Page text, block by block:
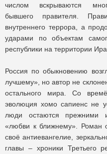
числом вскрываются
бывшего правителя.
внутреннего террора, а
ударами по объектам
республики на территории
Россия по обыкновению
лучшему», но автор не
остального мира. Со
эволюция хомо сапиенс не
люди остаются прежними
«любви к ближнему». Роман
своё антиевангелие,
главы – хроники Третьего